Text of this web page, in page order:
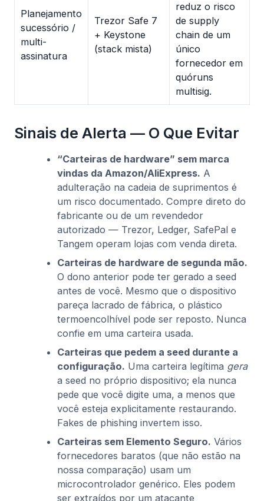
Planejamento
sucessório /
multi-
assinatura
Trezor Safe 7
+ Keystone
(stack mista)
reduz o risco
de supply
chain de um
único
fornecedor em
quóruns
multisig.
Sinais de Alerta — O Que Evitar
“Carteiras de hardware” sem marca
vindas da Amazon/AliExpress. A
adulteração na cadeia de suprimentos é
um risco documentado. Compre direto do
fabricante ou de um revendedor
autorizado — Trezor, Ledger, SafePal e
Tangem operam lojas com venda direta.
Carteiras de hardware de segunda mão.
O dono anterior pode ter gerado a seed
antes de você. Mesmo que o dispositivo
pareça lacrado de fábrica, o plástico
termoencolhível pode ser reposto. Nunca
confie em uma carteira usada.
Carteiras que pedem a seed durante a
configuração. Uma carteira legítima gera
a seed no próprio dispositivo; ela nunca
pede que você digite uma, a menos que
você esteja explicitamente restaurando.
Fakes de phishing invertem isso.
Carteiras sem Elemento Seguro. Vários
fornecedores baratos (que não estão na
nossa comparação) usam um
microcontrolador genérico. Eles podem
ser extraídos por um atacante